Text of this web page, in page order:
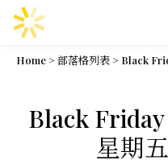
Home >部落格列表 > Black
Black Friday
星期